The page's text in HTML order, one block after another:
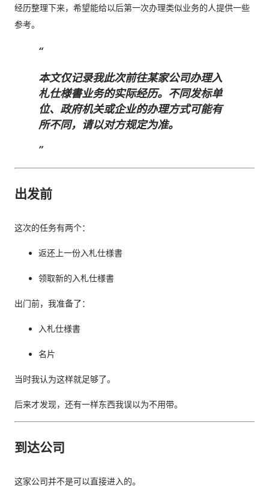
就一直有效，而是每次领取新的入札仕様書时，都需要再次出
示。 由于这是我第一次没有携带，对方这次没有追究，仍然让我
须记住的一项固定流程。 整个过程其实没有想象中困难 在出发之
前，我最担心的是： 门口电话应该怎么说？ 敬语会不会说错？
会不会因为不会商务敬语而出问题？ 要不要准备很多寒暄？ 真正
经历之后才发现，这些担心其实没...
经历整理下来，希望能给以后第一次办理类似业务的人提供一些
参考。
本文仅记录我此次前往某家公司办理入
札仕様書业务的实际经历。不同发标单
位、政府机关或企业的办理方式可能有
所不同，请以对方规定为准。
出发前
这次的任务有两个：
返还上一份入札仕様書
领取新的入札仕様書
出门前，我准备了：
入札仕様書
名片
当时我认为这样就足够了。
后来才发现，还有一样东西我误以为不用带。
到达公司
这家公司并不是可以直接进入的。